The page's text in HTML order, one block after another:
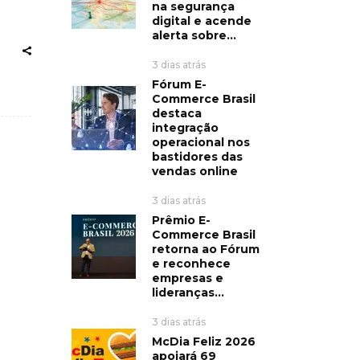
na segurança
digital e acende
alerta sobre...
3 dias atrás
Fórum E-
Commerce Brasil
destaca
integração
operacional nos
bastidores das
vendas online
3 dias atrás
Prêmio E-
Commerce Brasil
retorna ao Fórum
e reconhece
empresas e
lideranças...
3 dias atrás
McDia Feliz 2026
apoiará 69